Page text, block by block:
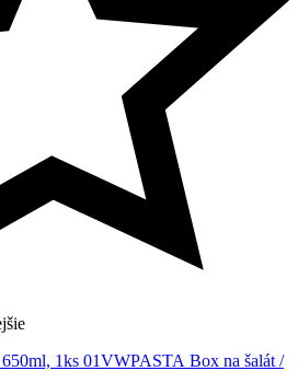
Box na šalát /